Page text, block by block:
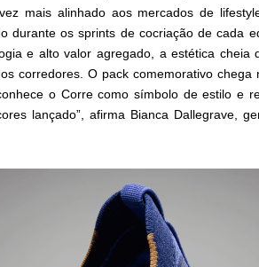
mais alinhado aos mercados de
durante os sprints de cocriação de cada
e alto valor agregado, a estética cheia
corredores. O pack comemorativo chega
o Corre como símbolo de estilo e
lançado”, afirma Bianca Dallegrave,